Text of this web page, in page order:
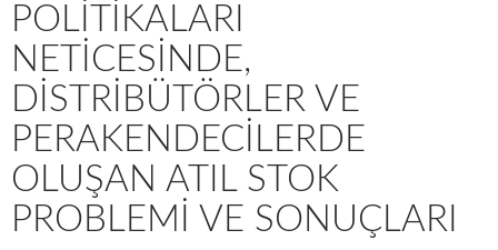
POLITIKALARI
NETICESINDE,
DISTRIBÜTÖRLER VE
PERAKENDECILERDE
OLUŞAN ATIL STOK
PROBLEMI VE SONUÇLARI